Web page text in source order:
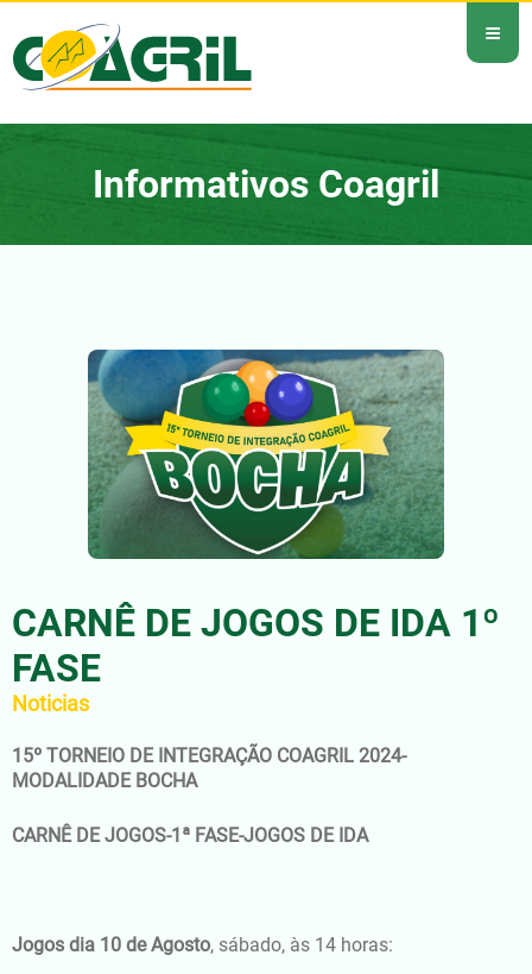
≡
Informativos Coagril
CARNÊ DE JOGOS DE IDA 1º
FASE
Noticias
15º TORNEIO DE INTEGRAÇÃO COAGRIL 2024-
MODALIDADE BOCHA
CARNÊ DE JOGOS-1ª FASE-JOGOS DE IDA
Jogos dia 10 de Agosto, sábado, às 14 horas: